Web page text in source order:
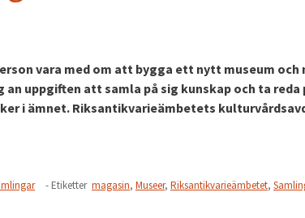
vara med om att bygga ett nytt museum och
uppgiften att samla på sig kunskap och ta
i ämnet. Riksantikvarieämbetets
- Etiketter magasin, Museer, Riksantikvarieämbetet,